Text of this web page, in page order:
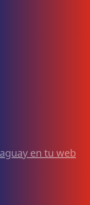
en tu web